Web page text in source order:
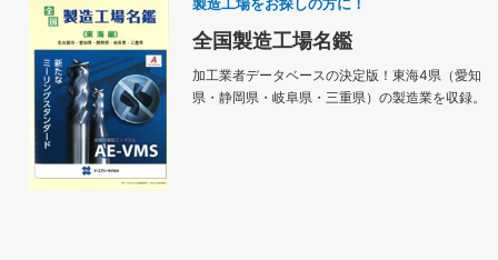
全国製造工場名鑑
加工業者データベースの決定版！東海4県（愛知
県・静岡県・岐阜県・三重県）の製造業を収録。